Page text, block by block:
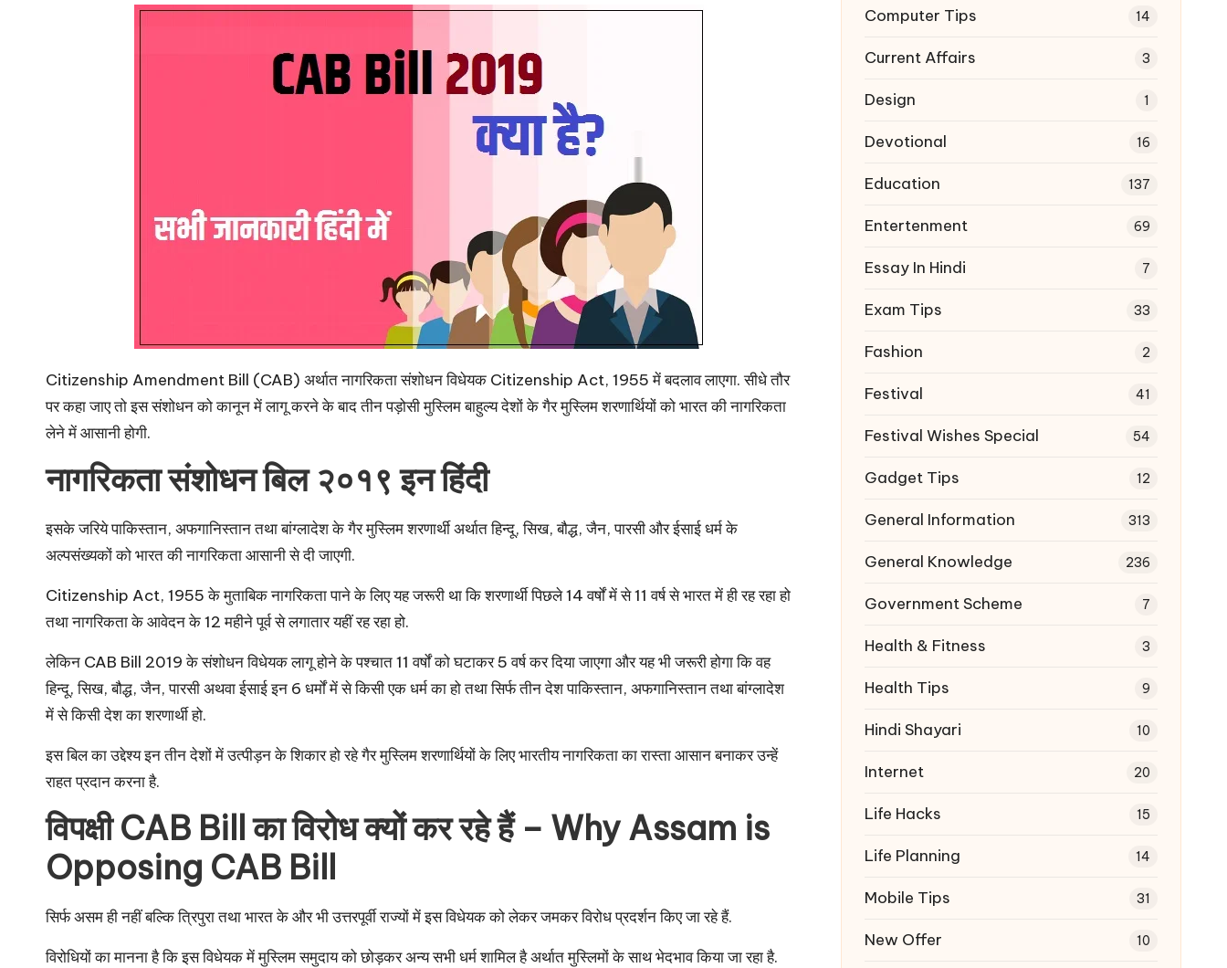
Citizenship Amendment Bill (CAB) अर्थात नागरिकता संशोधन विधेयक Citizenship Act, 1955 में बदलाव लाएगा. सीधे तौर
पर कहा जाए तो इस संशोधन को कानून में लागू करने के बाद तीन पड़ोसी मुस्लिम बाहुल्य देशों के गैर मुस्लिम शरणार्थियों को भारत की नागरिकता
लेने में आसानी होगी.
नागरिकता संशोधन बिल २०१९ इन हिंदी
इसके जरिये पाकिस्तान, अफगानिस्तान तथा बांग्लादेश के गैर मुस्लिम शरणार्थी अर्थात हिन्दू, सिख, बौद्ध, जैन, पारसी और ईसाई धर्म के
अल्पसंख्यकों को भारत की नागरिकता आसानी से दी जाएगी.
Citizenship Act, 1955 के मुताबिक नागरिकता पाने के लिए यह जरूरी था कि शरणार्थी पिछले 14 वर्षों में से 11 वर्ष से भारत में ही रह रहा हो
तथा नागरिकता के आवेदन के 12 महीने पूर्व से लगातार यहीं रह रहा हो.
लेकिन CAB Bill 2019 के संशोधन विधेयक लागू होने के पश्चात 11 वर्षों को घटाकर 5 वर्ष कर दिया जाएगा और यह भी जरूरी होगा कि वह
हिन्दू, सिख, बौद्ध, जैन, पारसी अथवा ईसाई इन 6 धर्मों में से किसी एक धर्म का हो तथा सिर्फ तीन देश पाकिस्तान, अफगानिस्तान तथा बांग्लादेश
में से किसी देश का शरणार्थी हो.
इस बिल का उद्देश्य इन तीन देशों में उत्पीड़न के शिकार हो रहे गैर मुस्लिम शरणार्थियों के लिए भारतीय नागरिकता का रास्ता आसान बनाकर उन्हें
राहत प्रदान करना है.
विपक्षी CAB Bill का विरोध क्यों कर रहे हैं – Why Assam is
Opposing CAB Bill
सिर्फ असम ही नहीं बल्कि त्रिपुरा तथा भारत के और भी उत्तरपूर्वी राज्यों में इस विधेयक को लेकर जमकर विरोध प्रदर्शन किए जा रहे हैं.
विरोधियों का मानना है कि इस विधेयक में मुस्लिम समुदाय को छोड़कर अन्य सभी धर्म शामिल है अर्थात मुस्लिमों के साथ भेदभाव किया जा रहा है.
Computer Tips 14
Current Affairs 3
Design 1
Devotional 16
Education 137
Entertenment 69
Essay In Hindi 7
Exam Tips 33
Fashion 2
Festival 41
Festival Wishes Special 54
Gadget Tips 12
General Information 313
General Knowledge 236
Government Scheme 7
Health & Fitness 3
Health Tips 9
Hindi Shayari 10
Internet 20
Life Hacks 15
Life Planning 14
Mobile Tips 31
New Offer 10